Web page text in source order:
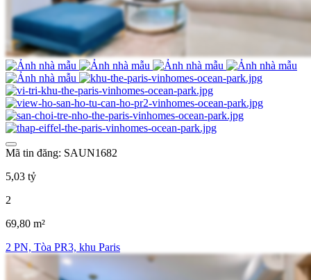
Mã tin đăng: SAUN1682
5,03 tỷ
2
69,80 m²
2 PN, Tòa PR3, khu Paris